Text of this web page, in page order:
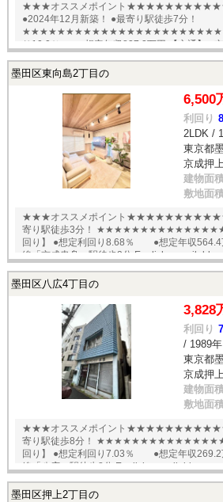
★★★オススメポイント★★★★★★★★★★★★★ ●利回り
●2024年12月新築！ ●最寄り駅徒歩7分！
★★★★★★★★★★★★★★★★★★★★★★★★ 【利回り】 ●想定利
り10.0％ ●想定年収827.2万円 【交通】 ●京成押上線「曳舟」駅徒歩
墨田区東向島2丁目の
6,500
利回り
2LDK /
東京都
京成押
建物面
敷地面
★★★オススメポイント★★★★★★★★★★★★★ ●利回り8.68
寄り駅徒歩3分！ ★★★★★★★★★★★★★★★★★★★★★★★★ 【利
回り】 ●想定利回り8.68％ ●想定年収564.4万円 【交通】 ●京成押上
線「京成曳舟」駅徒歩3分 English available
墨田区八広4丁目の
3,828
利回り
/ 1989年
東京都
京成押
建物面
敷地面
★★★オススメポイント★★★★★★★★★★★★★ ●利回り7.03
寄り駅徒歩8分！ ★★★★★★★★★★★★★★★★★★★★★★★★ 【利
回り】 ●想定利回り7.03％ ●想定年収269.2万円 【交通】 ●京成押上
線「八広」駅徒歩8分 English available
墨田区押上2丁目の